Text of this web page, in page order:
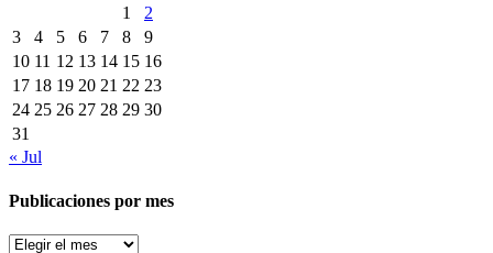
1
2
3
4 5 6 7 8
9
10 11 12 13 14 15 16
17 18 19 20 21 22 23
24 25 26 27 28 29 30
31
« Jul
Publicaciones por mes
Publicaciones